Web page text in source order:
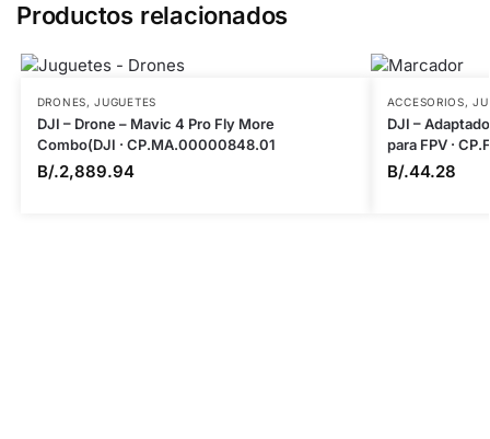
Productos relacionados
DRONES,JUGUETES
DJI – Drone – Mavic 4 Pro Fly More
Combo(DJI · CP.MA.00000848.01
B/.2,889.94
ACCESORIOS,
DJI –
para FPV ·
B/.44.28